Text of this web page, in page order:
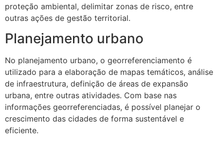
proteção ambiental, delimitar zonas de risco, entre
outras ações de gestão territorial.
Planejamento urbano
No planejamento urbano, o georreferenciamento é
utilizado para a elaboração de mapas temáticos, análise
de infraestrutura, definição de áreas de expansão
urbana, entre outras atividades. Com base nas
informações georreferenciadas, é possível planejar o
crescimento das cidades de forma sustentável e
eficiente.